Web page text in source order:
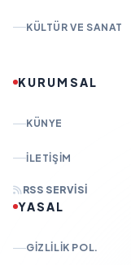
KÜLTÜR VE SANAT
KURUMSAL
KÜNYE
İLETIŞIM
RSS SERVISI
YASAL
GIZLILIK POL.